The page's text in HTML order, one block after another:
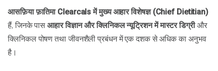
आसफ़िया फ़ातिमा Clearcals में मुख्य आहार विशेषज्ञ (Chief Dietitian)
हैं, जिनके पासआहार विज्ञान और क्लिनिकल न्यूट्रिशन में मास्टर डिग्रीऔर
क्लिनिकल पोषण तथा जीवनशैली प्रबंधन में एक दशक से अधिक का अनुभव
है।